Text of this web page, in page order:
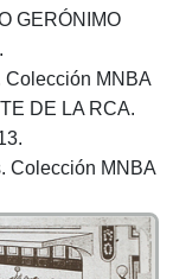
GERÓNIMO
Colección MNBA
DE LA RCA.
Colección MNBA